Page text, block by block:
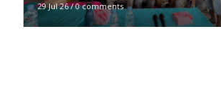
29 Jul 26/0 comments